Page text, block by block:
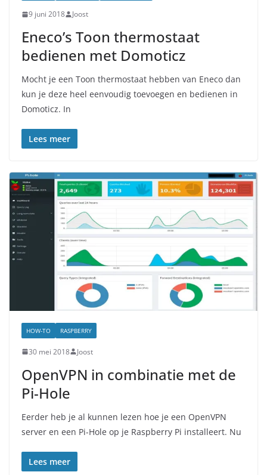
9 juni 2018 Joost
Eneco’s Toon thermostaat
bedienen met Domoticz
Mocht je een Toon thermostaat hebben van Eneco dan
kun je deze heel eenvoudig toevoegen en bedienen in
Domoticz. In
Lees meer
HOW-TO RASPBERRY
30 mei 2018 Joost
OpenVPN in combinatie met de
Pi-Hole
Eerder heb je al kunnen lezen hoe je een OpenVPN
server en een Pi-Hole op je Raspberry Pi installeert. Nu
Lees meer